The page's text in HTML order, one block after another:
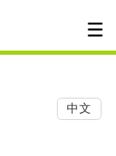
中文